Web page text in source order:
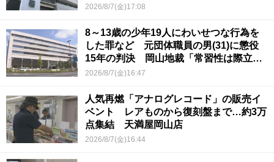
2026/8/7(金)17:08
8～13歳の少年19人にわいせつな行為を
した罪など 元団体職員の男(31)に懲役
15年の判決 岡山地裁「常習性は際立っ
ていて被害結果も非常に重い」
2026/8/7(金)16:47
人気再燃「アナログレコード」の販売イ
ベント レアものから復刻盤まで…約3万
点集結 天満屋岡山店
2026/8/7(金)16:44